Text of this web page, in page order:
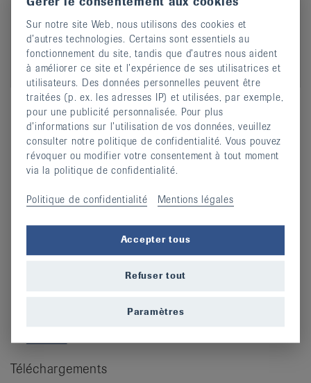
Remo Stücheli
Partenariats & projets
Phone044 487 40 00
Emailr.stuecheli@rheumaliga.ch
Informations complémentaires
Téléchargements
Sur notre site Web, nous utilisons des cookies et
d’autres technologies. Certains sont essentiels au
fonctionnement du site, tandis que d’autres nous aident
à améliorer ce site et l’expérience de ses utilisatrices et
utilisateurs. Des données personnelles peuvent être
traitées (p. ex. les adresses IP) et utilisées, par exemple,
pour une publicité personnalisée. Pour plus
d’informations sur l’utilisation de vos données, veuillez
consulter notre politique de confidentialité. Vous pouvez
révoquer ou modifier votre consentement à tout moment
via la politique de confidentialité.
Politique de confidentialité Mentions légales
Accepter tous
Refuser tout
Paramètres